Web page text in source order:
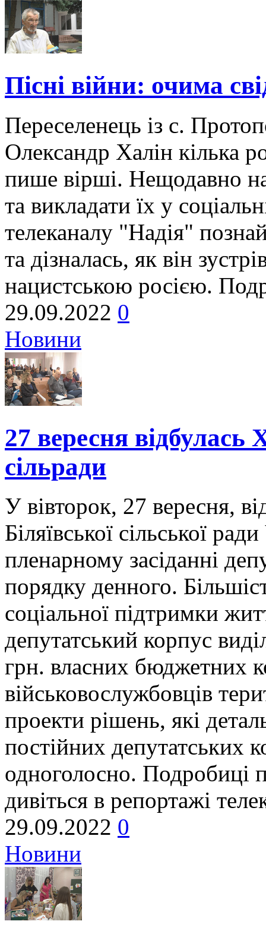
Пісні війни: очима
Переселенець із с.
Олександр Халін кілька
пише вірші. Нещодавно на
та викладати їх у
телеканалу "Надія"
та дізналась, як він
нацистською росією.
29.09.2022 0
Новини
27 вересня відбулась
сільради
У вівторок, 27 вересня,
Біляївської сільської
пленарному засіданні
порядку денного.
соціальної підтримки
депутатський корпус
грн. власних бюджетних
військовослужбовців
проекти рішень, які
постійних депутатських
одноголосно. Подробиці
дивіться в репортажі
29.09.2022 0
Новини